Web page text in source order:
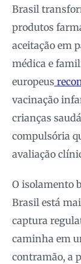
Brasil
produtos
aceitação em
médica e
europeus
vacinação
crianças
compulsória
avaliação
O isolamento
Brasil está
captura
caminha em
contramão, a